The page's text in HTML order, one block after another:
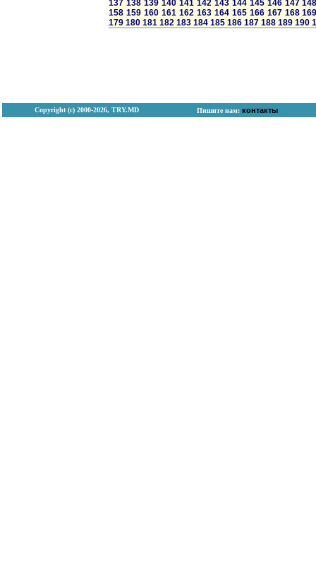
137 138 139 140 141 142 143 144 145 146 147
158 159 160 161 162 163 164 165 166 167 168
179 180 181 182 183 184 185 186 187 188 189 190
Copyright (с) 2000-2026, TRY.MD Пишите нам: контакты